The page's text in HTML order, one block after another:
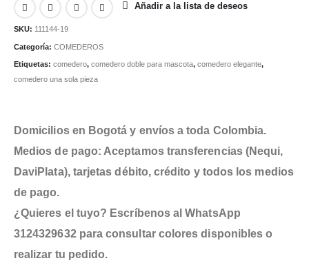
Añadir a la lista de deseos
SKU: 111144-19
Categoría: COMEDEROS
Etiquetas: comedero, comedero doble para mascota, comedero elegante,
comedero una sola pieza
Domicilios en Bogotá y envíos a toda Colombia.
Medios de pago: Aceptamos transferencias (Nequi,
DaviPlata), tarjetas débito, crédito y todos los medios
de pago.
¿Quieres el tuyo? Escríbenos al WhatsApp
3124329632 para consultar colores disponibles o
realizar tu pedido.